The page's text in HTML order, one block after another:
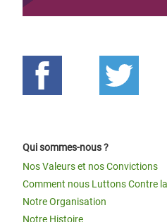
Qui sommes-nous ?
Nos Valeurs et nos Convictions
Comment nous Luttons Contre
Notre Organisation
Notre Histoire